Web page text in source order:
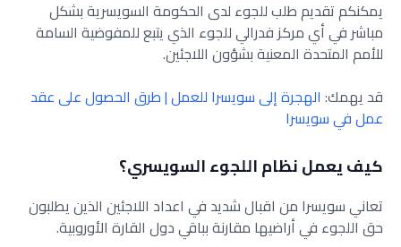
يمكنكم تقديم طلب للجوء لدى الحكومة السويسرية ‏بشكل
مباشر في أي مركز فدرالي للجوء الذي يتبع للمفوضية ‏السامة
للأمم المتحدة المعنية بشؤون اللاجئين.
قد يهمك: الهجرة إلى سويسرا للعمل | طرق الحصول على عقد
عمل في سويسرا
كيف يعمل نظام اللجوء السويسري؟
تعاني سويسرا من اقبال شديد في اعداد اللاجئين الذين يطلبون
حق ‏اللجوء في أراضيها مقارنة بباقي دول القارة الأوروبية.